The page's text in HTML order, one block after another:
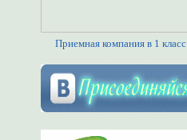
Приемная компания в 1 класс